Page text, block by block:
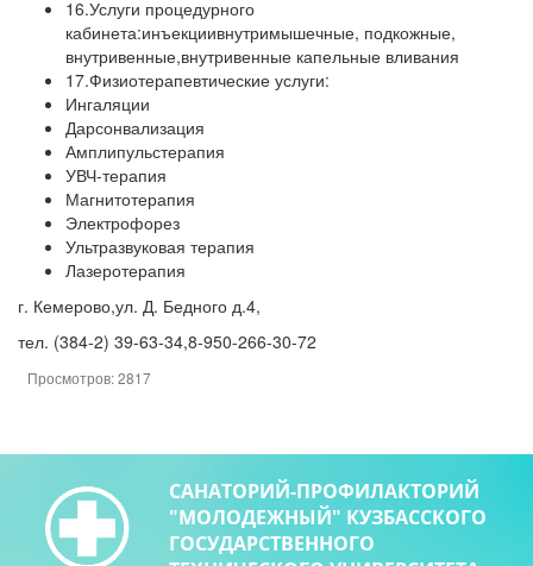
16.Услуги процедурного
кабинета:инъекциивнутримышечные, подкожные,
внутривенные,внутривенные капельные вливания
17.Физиотерапевтические услуги:
Ингаляции
Дарсонвализация
Амплипульстерапия
УВЧ-терапия
Магнитотерапия
Электрофорез
Ультразвуковая терапия
Лазеротерапия
г. Кемерово,ул. Д. Бедного д.4,
тел. (384-2) 39-63-34,8-950-266-30-72
Просмотров: 2817
САНАТОРИЙ-ПРОФИЛАКТОРИЙ
"МОЛОДЕЖНЫЙ" КУЗБАССКОГО
ГОСУДАРСТВЕННОГО